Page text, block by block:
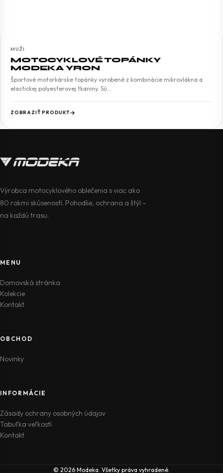
MUŽI
MOTOCYKLOVÉ TOPÁNKY
MODEKA YRON
Športové motorkárske topánky vyrobené z kombinácie mikrovlákna a
elastickej polyesterovej tkaniny. Sú…
ZOBRAZIŤ PRODUKT
Výrobca motocyklového oblečenia s viac ako
80 rokmi skúseností. Pohodlie, ochrana a štýl –
na každú trasu.
MENU
Domovská stránka
Kolekcie
Kontakt
OBCHOD
Novinky
INFORMÁCIE
Zásady ochrany osobných údajov
Tabuľka veľkostí
Kontakt
© 2026 Modeka. Všetky práva vyhradené.